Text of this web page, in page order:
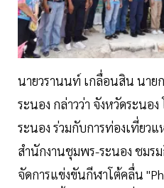
นายวรานนท์ เกลื่อนสิน นาย
ระนอง กล่าวว่า จังหวัดระนอ
ระนอง ร่วมกับการท่องเที่ยว
สำนักงานชุมพร-ระนอง ชมร
จัดการแข่งขันกีฬาโต้คลื่น